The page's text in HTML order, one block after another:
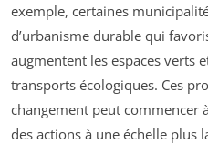
exemple, certaines
d’urbanisme durable qui
augmentent les espaces verts
transports écologiques. Ces
changement peut commencer
des actions à une échelle plus